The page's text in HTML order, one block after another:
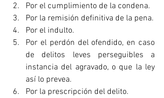
Por el cumplimiento de la condena.
Por la remisión definitiva de la pena.
Por el indulto.
Por el perdón del ofendido, en caso
de delitos leves perseguibles a
instancia del agravado, o que la ley
así lo prevea.
Por la prescripción del delito.